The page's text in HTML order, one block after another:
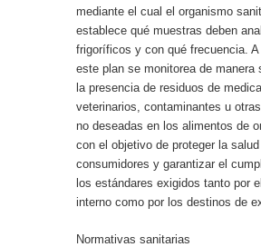
mediante el cual el organismo
establece qué muestras deben
frigoríficos y con qué frecuencia.
este plan se monitorea de manera
la presencia de residuos de
veterinarios, contaminantes u
no deseadas en los alimentos de
con el objetivo de proteger la
consumidores y garantizar el
los estándares exigidos tanto por
interno como por los destinos de
Normativas sanitarias